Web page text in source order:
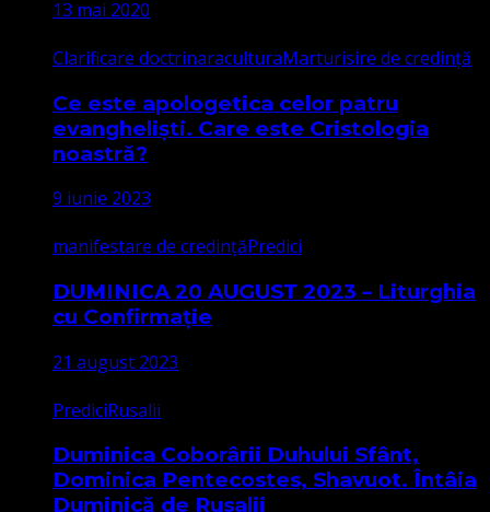
13 mai 2020
Clarificare doctrinaraculturaMarturisire de credință
Ce este apologetica celor patru
evangheliști. Care este Cristologia
noastră?
9 iunie 2023
manifestare de credințăPredici
DUMINICA 20 AUGUST 2023 – Liturghia
cu Confirmație
21 august 2023
PrediciRusalii
Duminica Coborârii Duhului Sfânt,
Dominica Pentecostes, Shavuot. Întâia
Duminică de Rusalii